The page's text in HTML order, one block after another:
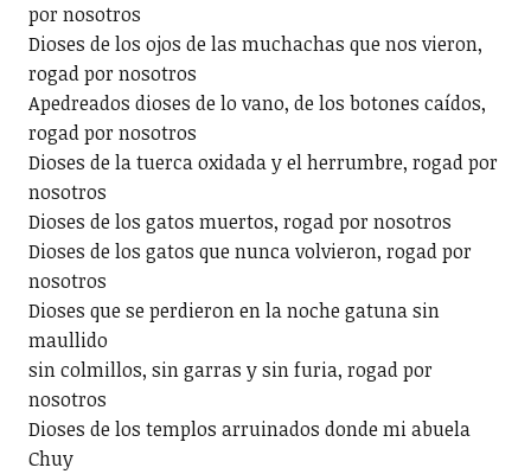
por nosotros
Dioses de los ojos de las muchachas que nos vieron,
rogad por nosotros
Apedreados dioses de lo vano, de los botones caídos,
rogad por nosotros
Dioses de la tuerca oxidada y el herrumbre, rogad por
nosotros
Dioses de los gatos muertos, rogad por nosotros
Dioses de los gatos que nunca volvieron, rogad por
nosotros
Dioses que se perdieron en la noche gatuna sin
maullido
sin colmillos, sin garras y sin furia, rogad por
nosotros
Dioses de los templos arruinados donde mi abuela
Chuy